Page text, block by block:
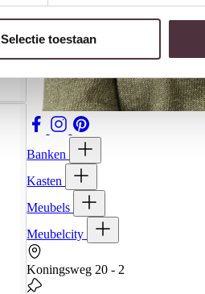
Selectie toestaan
Banken
Kasten
Meubels
Meubelcity
Koningsweg 20 - 2